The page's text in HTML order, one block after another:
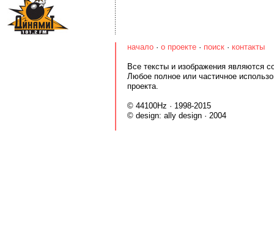
начало · о проекте · поиск · контакты
Все тексты и изображения являются
Любое полное или частичное
проекта.
© 44100Hz · 1998-2015
© design: ally design · 2004